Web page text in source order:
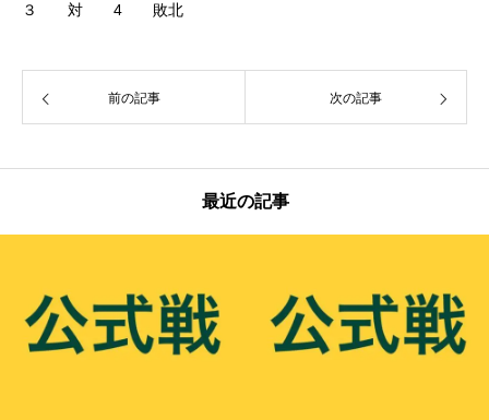
３ 対 4 敗北
前の記事 次の記事
最近の記事